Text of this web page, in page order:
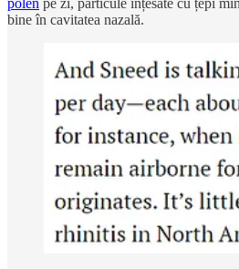
bine în cavitatea nazală.